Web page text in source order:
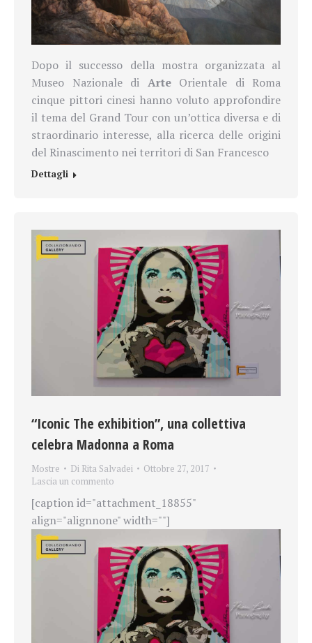
Dopo il successo della mostra organizzata al
Museo Nazionale di ArteOrientale di Roma
cinque pittori cinesi hanno voluto approfondire
il tema del Grand Tour con un’ottica diversa e di
straordinario interesse, alla ricerca delle origini
del Rinascimento nei territori di San Francesco
Dettagli
“Iconic The exhibition”, una collettiva
celebra Madonna a Roma
Mostre Di Rita Salvadei
Ottobre 27, 2017
Lascia un commento
[caption id="attachment_18855"
align="alignnone" width=""]